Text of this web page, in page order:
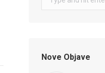
Nove Objave